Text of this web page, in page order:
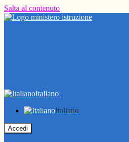
Salta al contenuto
Italiano
Italiano
Accedi